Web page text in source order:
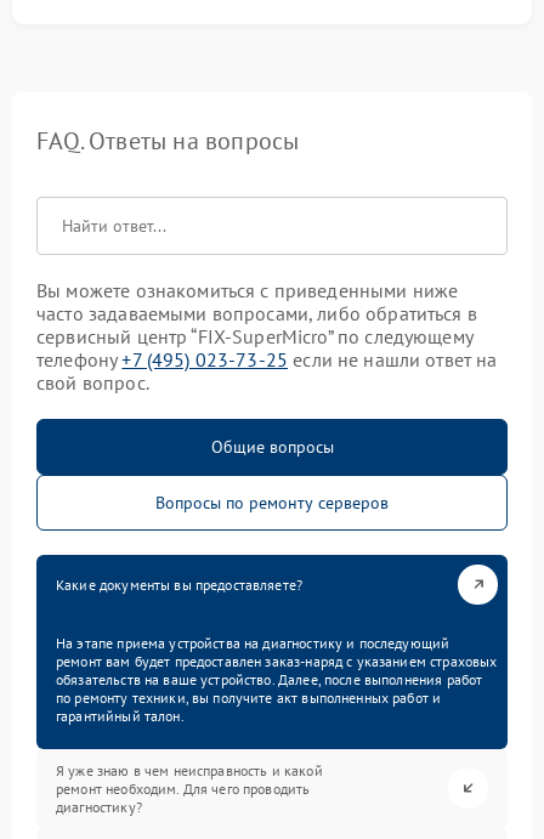
FAQ. Ответы на вопросы
Вы можете ознакомиться с приведенными ниже
часто задаваемыми вопросами, либо обратиться в
сервисный центр “FIX-SuperMicro” по следующему
телефону+7 (495) 023-73-25 если не нашли ответ на
свой вопрос.
Общие вопросы
Вопросы по ремонту серверов
Какие документы вы предоставляете?
На этапе приема устройства на диагностику и последующий
ремонт вам будет предоставлен заказ-наряд с указанием страховых
обязательств на ваше устройство. Далее, после выполнения работ
по ремонту техники, вы получите акт выполненных работ и
гарантийный талон.
Я уже знаю в чем неисправность и какой
ремонт необходим. Для чего проводить
диагностику?